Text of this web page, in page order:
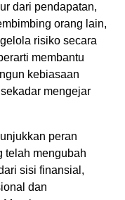
dari pendapatan,
orang lain,
risiko secara
membantu
kebiasaan
mengejar
peran
telah mengubah
sisi finansial,
dan